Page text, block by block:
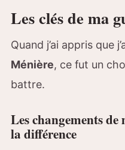
Les clés de ma
Quand j’ai appris que
Ménière, ce fut un
battre.
Les changements
la différence